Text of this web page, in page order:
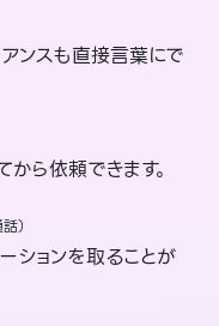
ンスも直接言葉にで
ら依頼できます。
）
ションを取ることが